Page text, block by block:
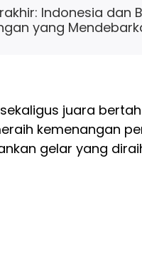
Indonesia dan
yang
juara
kemenangan
gelar yang